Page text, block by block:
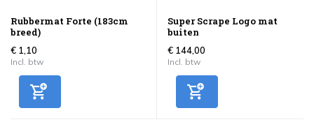
Rubbermat Forte (183cm
breed)
€ 1,10
Incl. btw
Super Scrape Logo mat
buiten
€ 144,00
Incl. btw